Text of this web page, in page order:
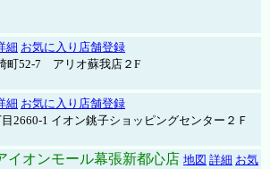
細 お気に入り店舗登録
町52-7 アリオ蘇我店２F
細 お気に入り店舗登録
2660-1 イオン銚子ショッピングセンター２Ｆ
イオンモール幕張新都心店 地図 詳細 お気